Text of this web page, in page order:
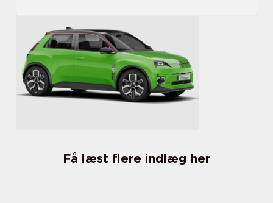
Få læst flere indlæg her